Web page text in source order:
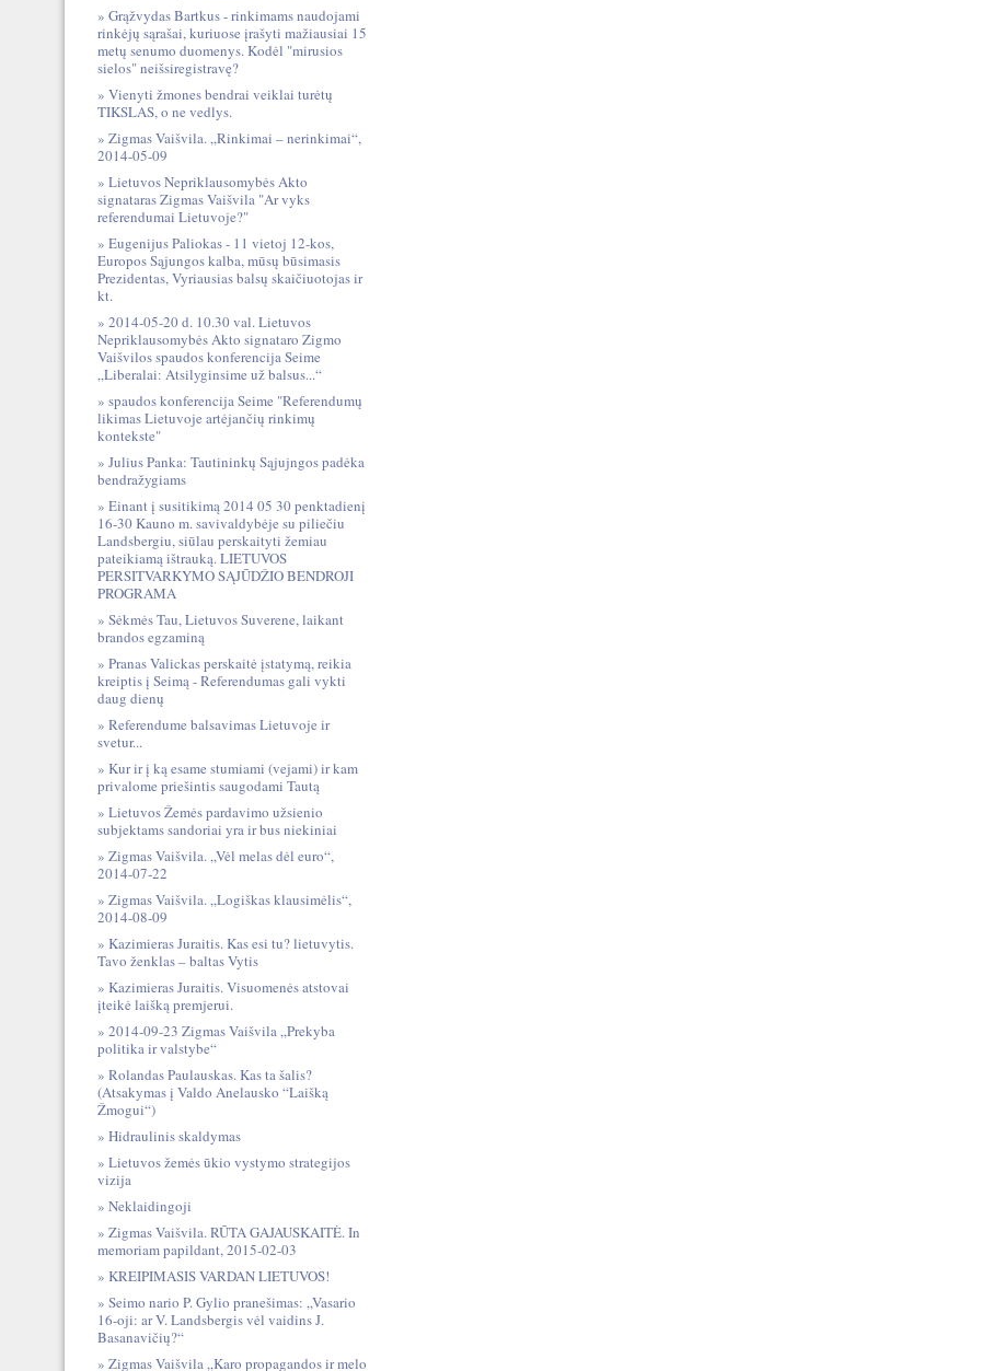
Grąžvydas Bartkus - rinkimams naudojami
rinkėjų sąrašai, kuriuose įrašyti mažiausiai 15
metų senumo duomenys. Kodėl "mirusios
sielos" neišsiregistravę?
Vienyti žmones bendrai veiklai turėtų
TIKSLAS, o ne vedlys.
Zigmas Vaišvila. „Rinkimai – nerinkimai“,
2014-05-09
Lietuvos Nepriklausomybės Akto
signataras Zigmas Vaišvila "Ar vyks
referendumai Lietuvoje?"
Eugenijus Paliokas - 11 vietoj 12-kos,
Europos Sąjungos kalba, mūsų būsimasis
Prezidentas, Vyriausias balsų skaičiuotojas ir
kt.
2014-05-20 d. 10.30 val. Lietuvos
Nepriklausomybės Akto signataro Zigmo
Vaišvilos spaudos konferencija Seime
„Liberalai: Atsilyginsime už balsus...“
spaudos konferencija Seime "Referendumų
likimas Lietuvoje artėjančių rinkimų
kontekste"
Julius Panka: Tautininkų Sąjujngos padėka
bendražygiams
Einant į susitikimą 2014 05 30 penktadienį
16-30 Kauno m. savivaldybėje su piliečiu
Landsbergiu, siūlau perskaityti žemiau
pateikiamą ištrauką. LIETUVOS
PERSITVARKYMO SĄJŪDŽIO BENDROJI
PROGRAMA
Sėkmės Tau, Lietuvos Suverene, laikant
brandos egzaminą
Pranas Valickas perskaitė įstatymą, reikia
kreiptis į Seimą - Referendumas gali vykti
daug dienų
Referendume balsavimas Lietuvoje ir
svetur...
Kur ir į ką esame stumiami (vejami) ir kam
privalome priešintis saugodami Tautą
Lietuvos Žemės pardavimo užsienio
subjektams sandoriai yra ir bus niekiniai
Zigmas Vaišvila. „Vėl melas dėl euro“,
2014-07-22
Zigmas Vaišvila. „Logiškas klausimėlis“,
2014-08-09
Kazimieras Juraitis. Kas esi tu? lietuvytis.
Tavo ženklas – baltas Vytis
Kazimieras Juraitis. Visuomenės atstovai
įteikė laišką premjerui.
2014-09-23 Zigmas Vaišvila „Prekyba
politika ir valstybe“
Rolandas Paulauskas. Kas ta šalis?
(Atsakymas į Valdo Anelausko “Laišką
Žmogui“)
Hidraulinis skaldymas
Lietuvos žemės ūkio vystymo strategijos
vizija
Neklaidingoji
Zigmas Vaišvila. RŪTA GAJAUSKAITĖ. In
memoriam papildant, 2015-02-03
KREIPIMASIS VARDAN LIETUVOS!
Seimo nario P. Gylio pranešimas: „Vasario
16-oji: ar V. Landsbergis vėl vaidins J.
Basanavičių?“
Zigmas Vaišvila „Karo propagandos ir melo